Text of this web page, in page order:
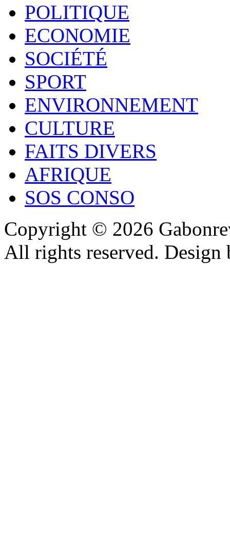
POLITIQUE
ECONOMIE
SOCIÉTÉ
SPORT
ENVIRONNEMENT
CULTURE
FAITS DIVERS
AFRIQUE
SOS CONSO
Copyright © 2026
All rights reserved.